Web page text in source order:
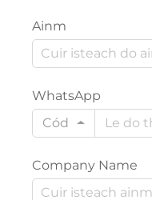
Ainm
WhatsApp
Cód
Company Name